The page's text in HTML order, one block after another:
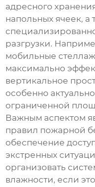
адресного
напольных ячеек, а
разгрузки.
мобильные
максимально
вертикальное
особенно
ограниченной
Важным аспектом
правил пожарной
обеспечение
экстренных
организовать
влажности, если